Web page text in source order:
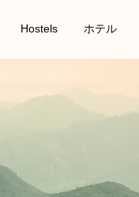
Hostels ホテル